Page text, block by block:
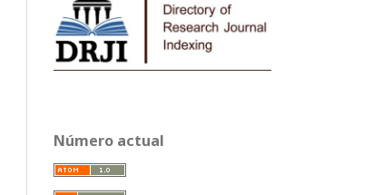
Número actual